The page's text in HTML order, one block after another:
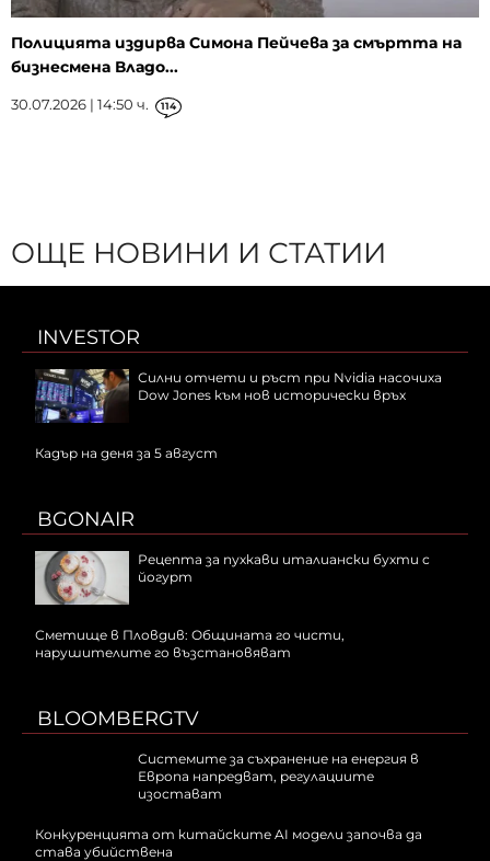
Полицията издирва Симона Пейчева за смъртта на
бизнесмена Владо...
30.07.2026 | 14:50 ч. 114
ОЩЕ НОВИНИ И СТАТИИ
INVESTOR
Силни отчети и ръст при Nvidia насочиха
Dow Jones към нов исторически връх
Кадър на деня за 5 август
BGONAIR
Рецепта за пухкави италиански бухти с
йогурт
Сметище в Пловдив: Общината го чисти,
нарушителите го възстановяват
BLOOMBERGTV
Системите за съхранение на енергия в
Европа напредват, регулациите
изостават
Конкуренцията от китайските AI модели започва да
става убийствена